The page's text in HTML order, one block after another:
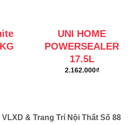
UNI HOME
POWERSEALER
17.5L
2.162.000₫
& Trang Trí Nội Thất Số 88